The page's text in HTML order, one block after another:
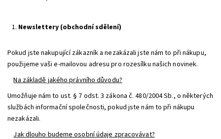
Newslettery (obchodní sdělení)
Pokud jste nakupující zákazník a nezakázali jste nám to při nákupu,
použijeme vaši e-mailovou adresu pro rozesílku našich novinek.
Na základě jakého právního důvodu?
Umožňuje nám to ust. § 7 odst. 3 zákona č. 480/2004 Sb., o některých
službách informační společnosti, pokud jste nám to při nákupu
nezakázali.
Jak dlouho budeme osobní údaje zpracovávat?